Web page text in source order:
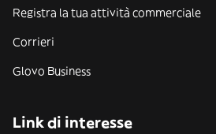
Registra la tua attività commerciale
Corrieri
Glovo Business
Link di interesse